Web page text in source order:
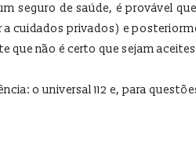
seguro de saúde, é provável
a cuidados privados) e
que não é certo que sejam
o universal 112 e, para